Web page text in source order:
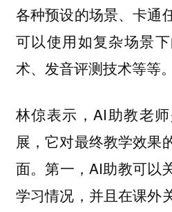
各种预设的场景、卡通
可以使用如复杂场景
术、发音评测技术等等。
林倞表示，AI助教老
展，它对最终教学效果
面。第一，AI助教可以
学习情况，并且在课外